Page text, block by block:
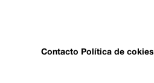
Contacto Política de cokies